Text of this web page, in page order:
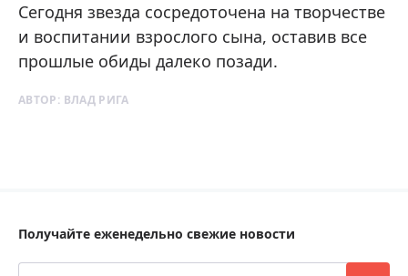
Сегодня звезда сосредоточена на творчестве
и воспитании взрослого сына, оставив все
прошлые обиды далеко позади.
АВТОР: ВЛАД РИГА
Получайте еженедельно свежие новости